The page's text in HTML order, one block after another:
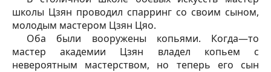
школы Цзян проводил спарринг со своим сыном,
молодым мастером Цзян Цяо.
Оба были вооружены копьями. Когда—то
мастер академии Цзян владел копьем с
невероятным мастерством, но теперь его сын